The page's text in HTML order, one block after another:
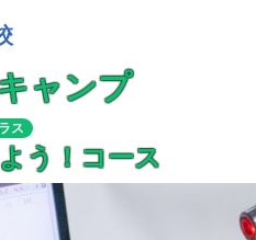
ャンプ
ス
う！ コース